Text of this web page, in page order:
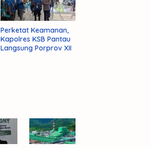
Perketat Keamanan,
Kapolres KSB Pantau
Langsung Porprov XII